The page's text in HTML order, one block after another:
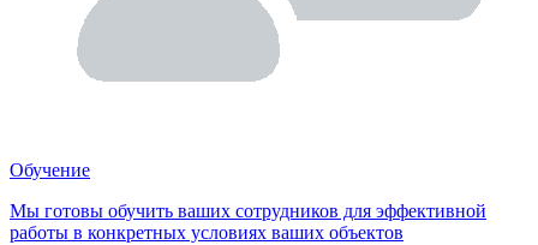
Обучение
Мы готовы обучить ваших сотрудников для эффективной
работы в конкретных условиях ваших объектов